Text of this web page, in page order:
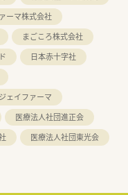
ーマ株式会社
まごころ株式会社
日本赤十字社
ェイファーマ
医療法人社団進正会
医療法人社団東光会